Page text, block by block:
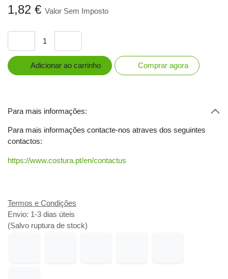
1,82€ Valor Sem Imposto
Adicionar ao carrinho Comprar agora
Para mais informações:
Para mais informações contacte-nos atraves dos
seguintes contactos:
https://www.costura.pt/en/contactus
Termos e Condições
Envio: 1-3 dias úteis
(Salvo ruptura de stock)